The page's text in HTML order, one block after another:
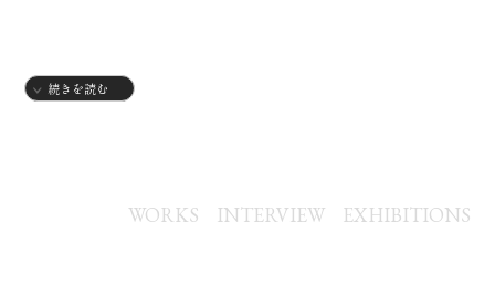
【略歴】
続きを読む
WORKS INTERVIEW EXHIBITIONS